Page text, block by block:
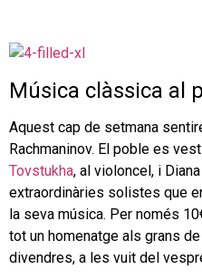
Música clàssica al
Aquest cap de setmana
Rachmaninov. El poble es
Tovstukha, al violoncel, i
extraordinàries solistes que
la seva música. Per només
tot un homenatge als grans
divendres, a les vuit del